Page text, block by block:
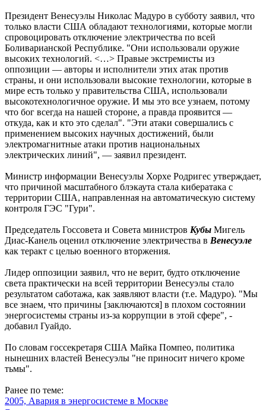
Президент Венесуэлы Николас Мадуро в субботу заявил, что
только власти США обладают технологиями, которые могли
спровоцировать отключение электричества по всей
Боливарианской Республике. "Они использовали оружие
высоких технологий. <…> Правые экстремисты из
оппозиции — авторы и исполнители этих атак против
страны, и они использовали высокие технологии, которые в
мире есть только у правительства США, использовали
высокотехнологичное оружие. И мы это все узнаем, потому
что бог всегда на нашей стороне, а правда проявится —
откуда, как и кто это сделал". "Эти атаки совершались с
применением высоких научных достижений, были
электромагнитные атаки против национальных
электрических линий", — заявил президент.
Министр информации Венесуэлы Хорхе Родригес утверждает,
что причиной масштабного блэкаута стала кибератака с
территории США, направленная на автоматическую систему
контроля ГЭС "Гури".
Председатель Госсовета и Совета министров Кубы Мигель
Диас-Канель оценил отключение электричества в Венесуэле
как теракт с целью военного вторжения.
Лидер оппозиции заявил, что не верит, будто отключение
света практически на всей территории Венесуэлы стало
результатом саботажа, как заявляют власти (т.е. Мадуро). "Мы
все знаем, что причины [заключаются] в плохом состоянии
энергосистемы страны из-за коррупции в этой сфере", -
добавил Гуайдо.
По словам госсекретаря США Майка Помпео, политика
нынешних властей Венесуэлы "не приносит ничего кроме
тьмы".
Ранее по теме:
2005, Авария в энергосистеме в Москве